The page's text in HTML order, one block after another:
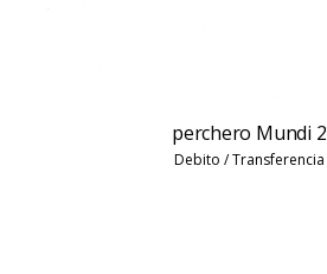
perchero Mundi 2
Debito / Transferencia